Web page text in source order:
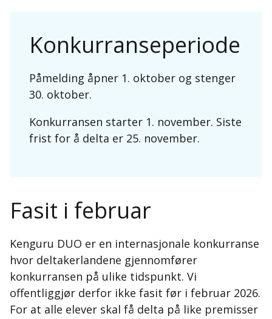
Konkurranseperiode
Påmelding åpner 1. oktober og stenger
30. oktober.
Konkurransen starter 1. november. Siste
frist for å delta er 25. november.
Fasit i februar
Kenguru DUO er en internasjonale konkurranse
hvor deltakerlandene gjennomfører
konkurransen på ulike tidspunkt. Vi
offentliggjør derfor ikke fasit før i februar 2026.
For at alle elever skal få delta på like premisser